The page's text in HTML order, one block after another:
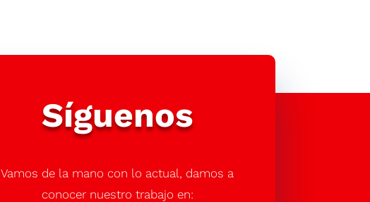
Síguenos
Vamos de la mano con lo actual, damos a
conocer nuestro trabajo en: